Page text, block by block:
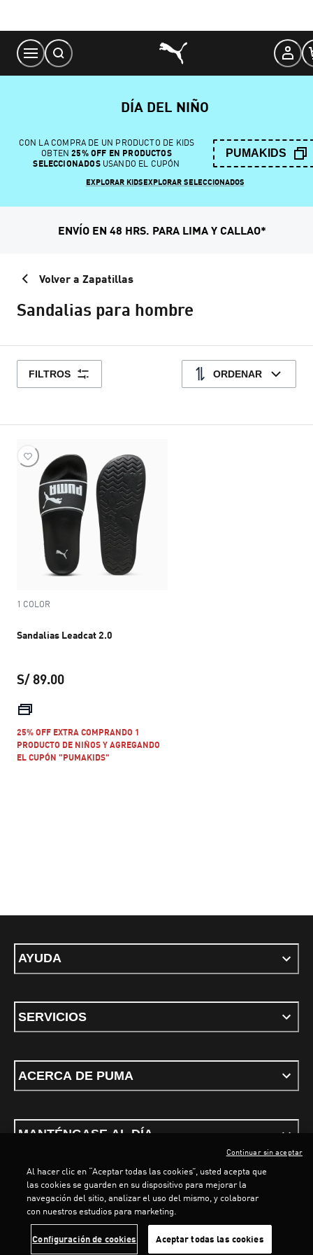
Content
DÍA DEL NIÑO
CON LA COMPRA DE UN PRODUCTO DE KIDS
OBTEN 25% OFF EN PRODUCTOS
SELECCIONADOSUSANDO EL CUPÓN
PUMAKIDS
EXPLORAR KIDSEXPLORAR SELECCIONADOS
ENVÍO EN 48 HRS. PARA LIMA Y CALLAO*
Volver a Zapatillas
Sandalias para hombre
FILTROS ORDENAR
1 COLOR
Sandalias Leadcat 2.0
S/ 89.00
25% OFF EXTRA COMPRANDO 1
PRODUCTO DE NIÑOS Y AGREGANDO
EL CUPÓN "PUMAKIDS"
AYUDA
SERVICIOS
ACERCA DE PUMA
MANTÉNGASE AL DÍA
Términos y condicionesPolítica de Privacidad
PUMA, 2026. Todos los derechos reservados
Al hacer clic en “Aceptar todas las cookies”, usted acepta que
las cookies se guarden en su dispositivo para mejorar la
navegación del sitio, analizar el uso del mismo, y colaborar
con nuestros estudios para marketing.
Configuración de cookies Aceptar todas las cookies
Continuar sin aceptar